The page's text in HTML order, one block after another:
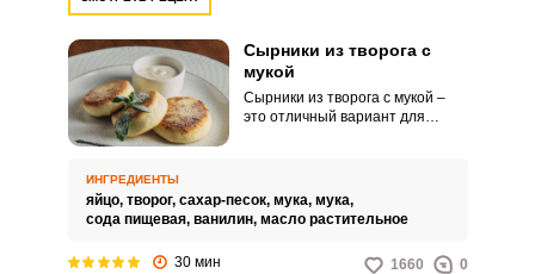
Сырники из творога с
мукой
Сырники из творога с мукой –
это отличный вариант для
получаются очень нежными и
пышными.
ИНГРЕДИЕНТЫ
яйцо, творог, сахар-песок, мука, мука,
сода пищевая, ванилин, масло растительное
30 мин 1660 0